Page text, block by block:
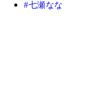
七瀬なな